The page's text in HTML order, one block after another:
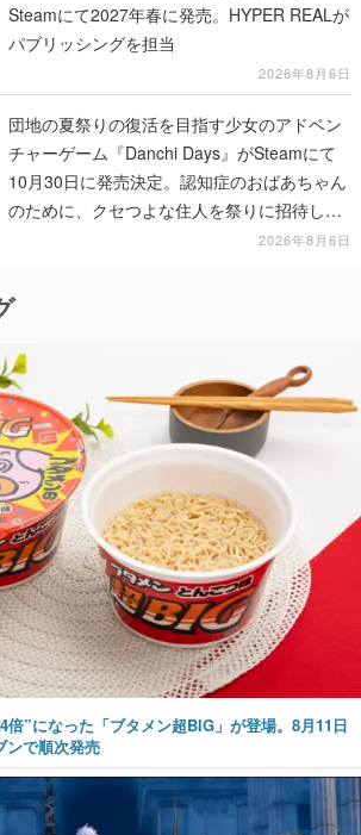
Steamにて2027年春に発売。HYPER REALが
パブリッシングを担当
2026年8月6日
団地の夏祭りの復活を目指す少女のアドベン
チャーゲーム『Danchi Days』がSteamにて
10月30日に発売決定。認知症のおばあちゃん
のために、クセつよな住人を祭りに招待して
2026年8月6日
倍”になった「ブタメン超BIG」が登場。8月11日
ンで順次発売